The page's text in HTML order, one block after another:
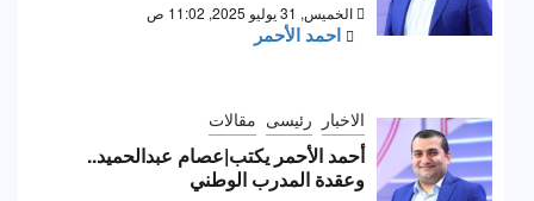
الخميس, 31 يوليو 2025, 11:02 ص
احمد الأحمر
الاخبار رئيسى مقالات
أحمد الأحمر يكتب|عصام عبدالحميد..
وعقدة المدرب الوطني